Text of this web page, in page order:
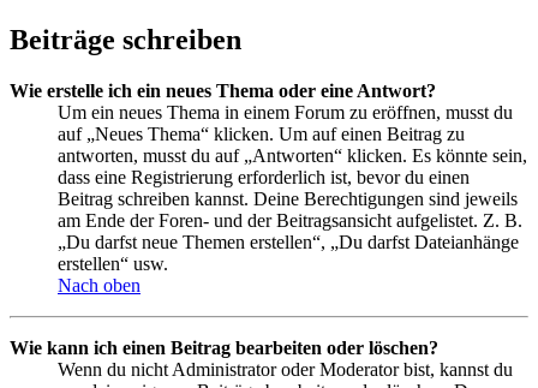
Beiträge schreiben
Wie erstelle ich ein neues Thema oder eine Antwort?
Um ein neues Thema in einem Forum zu eröffnen, musst du
auf „Neues Thema“ klicken. Um auf einen Beitrag zu
antworten, musst du auf „Antworten“ klicken. Es könnte sein,
dass eine Registrierung erforderlich ist, bevor du einen
Beitrag schreiben kannst. Deine Berechtigungen sind jeweils
am Ende der Foren- und der Beitragsansicht aufgelistet. Z. B.
„Du darfst neue Themen erstellen“, „Du darfst Dateianhänge
erstellen“ usw.
Nach oben
Wie kann ich einen Beitrag bearbeiten oder löschen?
Wenn du nicht Administrator oder Moderator bist, kannst du